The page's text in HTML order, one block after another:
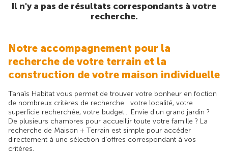
Il n'y a pas de résultats correspondants à votre
recherche.
Notre accompagnement pour la
recherche de votre terrain et la
construction de votre maison individuelle
Tanaïs Habitat vous permet de trouver votre bonheur en foction
de nombreux critères de recherche : votre localité, votre
superficie recherchée, votre budget... Envie d'un grand jardin ?
De plusieurs chambres pour accueillir toute votre famille ? La
recherche de Maison + Terrain est simple pour accéder
directement à une sélection d'offres correspondant à vos
critères.